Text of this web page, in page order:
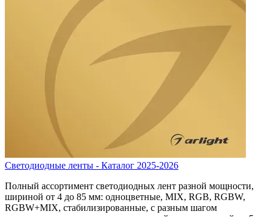
Светодиодные ленты - Каталог 2025-2026
Полный ассортимент светодиодных лент разной мощности,
шириной от 4 до 85 мм: одноцветные, MIX, RGB, RGBW,
RGBW+MIX, стабилизированные, с разным шагом